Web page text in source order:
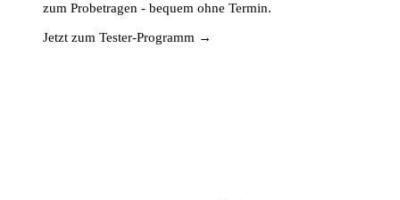
zum Probetragen - bequem ohne Termin.
Jetzt zum Tester-Programm →